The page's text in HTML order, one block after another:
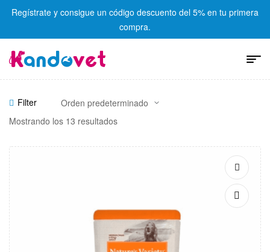
Regístrate y consigue un código descuento del 5% en tu primera
compra.
Filter
Mostrando los 13 resultados